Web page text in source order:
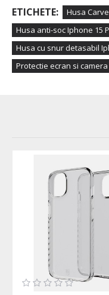
ETICHETE: Husa
Husa anti-soc Iphone 15
Husa cu snur detasabil
Protectie ecran si